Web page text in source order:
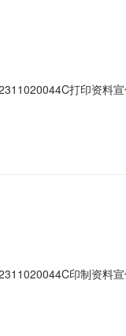
打印资料
间（北京时间）：
印制资料
间（北京时间）：